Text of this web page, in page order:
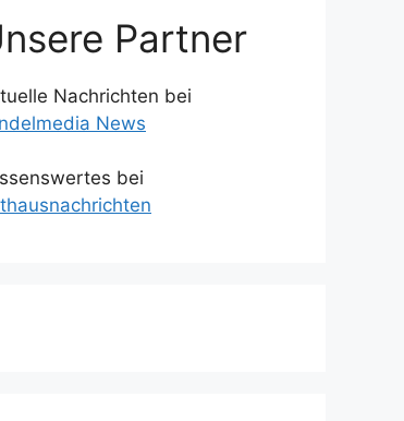
Partner
Nachrichten bei
News
bei